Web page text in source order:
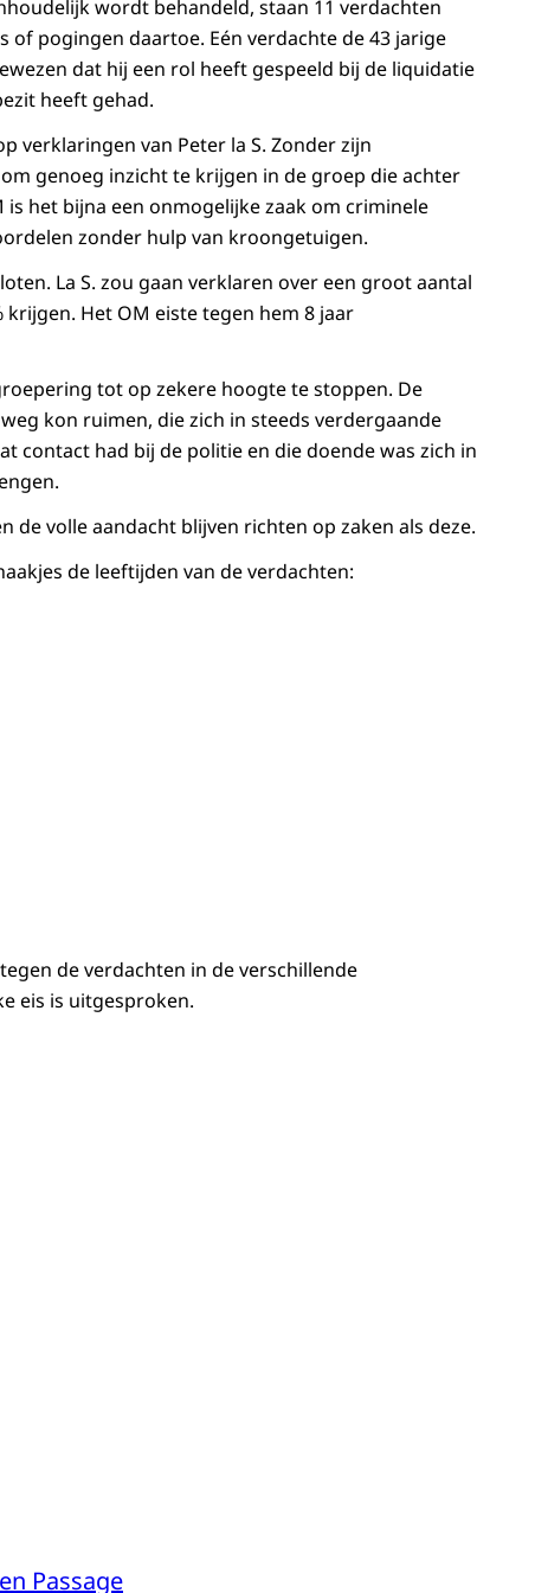
wordt behandeld, staan 11 verdachten
pogingen daartoe. Eén verdachte de 43 jarige
dat hij een rol heeft gespeeld bij de liquidatie
heeft gehad.
verklaringen van Peter la S. Zonder zijn
genoeg inzicht te krijgen in de groep die achter
het bijna een onmogelijke zaak om criminele
zonder hulp van kroongetuigen.
La S. zou gaan verklaren over een groot aantal
Het OM eiste tegen hem 8 jaar
tot op zekere hoogte te stoppen. De
kon ruimen, die zich in steeds verdergaande
contact had bij de politie en die doende was zich in
de volle aandacht blijven richten op zaken als deze.
de leeftijden van de verdachten:
de verdachten in de verschillende
eis is uitgesproken.
Passage